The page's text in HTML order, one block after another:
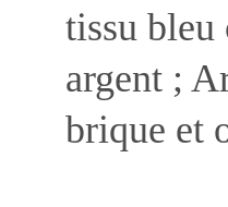
tissu bleu
argent ;
brique et